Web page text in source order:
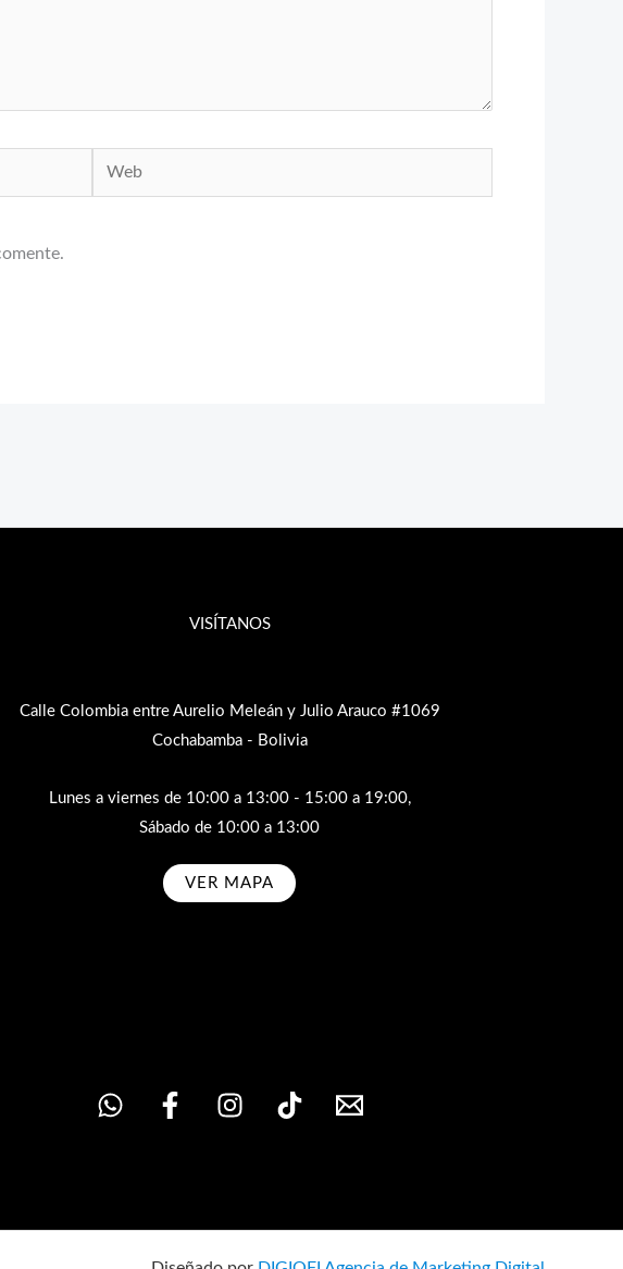
Web
VISÍTANOS
Calle Colombia entre Aurelio Meleán y Julio Arauco #1069
Cochabamba - Bolivia
Lunes a viernes de 10:00 a 13:00 - 15:00 a 19:00,
Sábado de 10:00 a 13:00
VER MAPA